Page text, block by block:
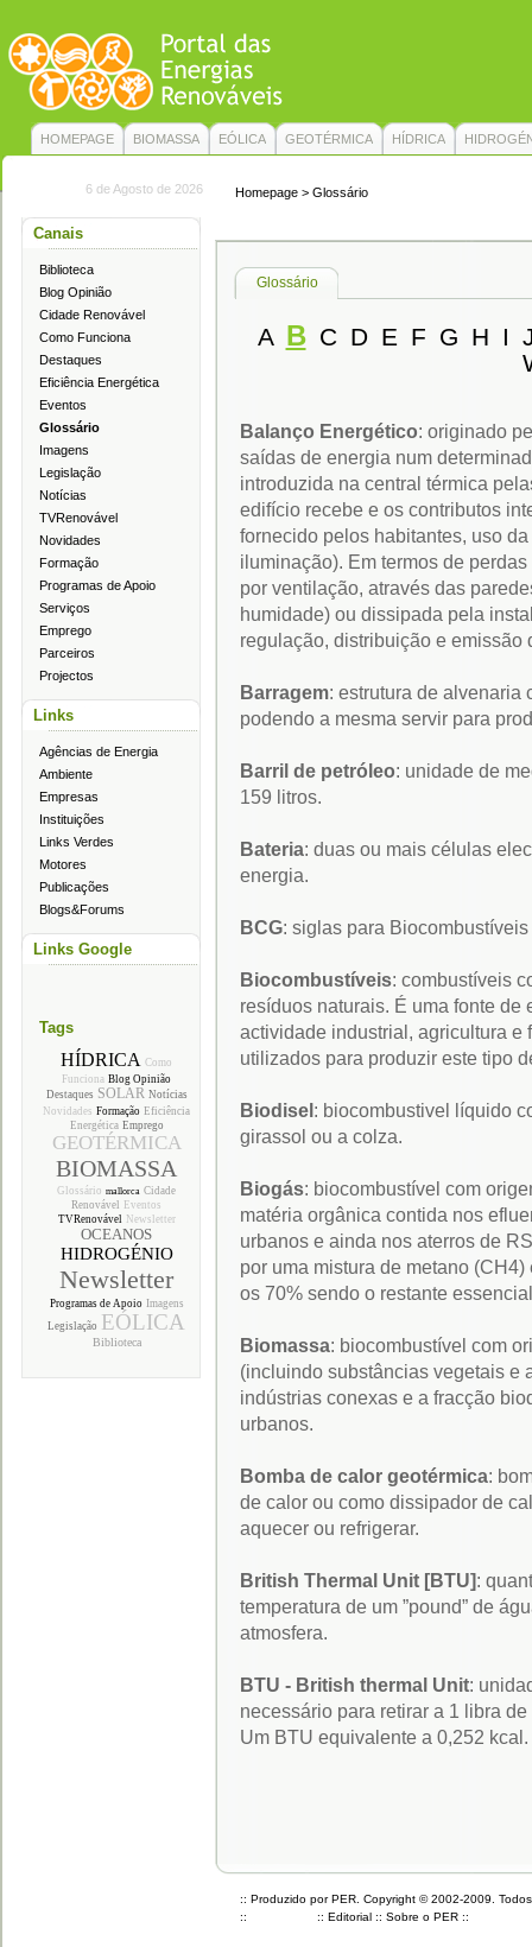
HOMEPAGE BIOMASSA EÓLICA GEOTÉRMICA HÍDRICA
6 de Agosto de 2026
Canais
Biblioteca
Blog Opinião
Cidade Renovável
Como Funciona
Destaques
Eficiência Energética
Eventos
Glossário
Imagens
Legislação
Notícias
TVRenovável
Novidades
Formação
Programas de Apoio
Serviços
Emprego
Parceiros
Projectos
Links
Agências de Energia
Ambiente
Empresas
Instituições
Links Verdes
Motores
Publicações
Blogs&Forums
Links Google
Tags
HÍDRICA Como
Funciona Blog Opinião
Destaques SOLAR Notícias
Novidades Formação Eficiência
Energética Emprego
GEOTÉRMICA
BIOMASSA
Glossário mallorca Cidade
Renovável
Eventos
TVRenovável Newsletter
OCEANOS
HIDROGÉNIO
Newsletter
Programas de Apoio Imagens
Legislação EÓLICA
Biblioteca
Homepage > Glossário
Glossário
A B C D E F G H I
Balanço Energético: originado
saídas de energia num
introduzida na central térmica
edifício recebe e os contributos
fornecido pelos habitantes, uso
iluminação). Em termos de
por ventilação, através das
humidade) ou dissipada pela
regulação, distribuição e emissão
Barragem: estrutura de alvenaria
podendo a mesma servir para
Barril de petróleo: unidade de
159 litros.
Bateria: duas ou mais células
energia.
BCG: siglas para
Biocombustíveis: combustíveis
resíduos naturais. É uma fonte
actividade industrial, agricultura e
utilizados para produzir este tipo
Biodisel: biocombustivel líquido
girassol ou a colza.
Biogás: biocombustível com
matéria orgânica contida nos
urbanos e ainda nos aterros de
por uma mistura de metano
os 70% sendo o restante
Biomassa: biocombustível com
(incluindo substâncias vegetais e
indústrias conexas e a fracção
urbanos.
Bomba de calor geotérmica:
de calor ou como dissipador de
aquecer ou refrigerar.
British Thermal Unit [BTU]:
temperatura de um ”pound” de
atmosfera.
BTU - British thermal Unit:
necessário para retirar a 1 libra
Um BTU equivalente a 0,252 kcal.
:: Produzido por PER. Copyright © 2002-2009.
::
:: Editorial :: Sobre o PER ::